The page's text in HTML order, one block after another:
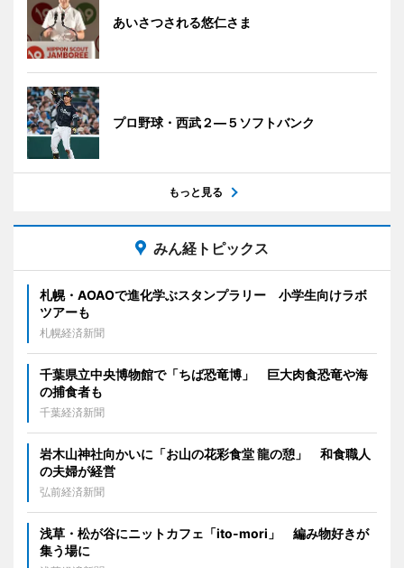
あいさつされる悠仁さま
プロ野球・西武２―５ソフトバンク
もっと見る
みん経トピックス
札幌・AOAOで進化学ぶスタンプラリー 小学生向けラボ
ツアーも
札幌経済新聞
千葉県立中央博物館で「ちば恐竜博」 巨大肉食恐竜や海
の捕食者も
千葉経済新聞
岩木山神社向かいに「お山の花彩食堂 龍の憩」 和食職人
の夫婦が経営
弘前経済新聞
浅草・松が谷にニットカフェ「ito-mori」 編み物好きが
集う場に